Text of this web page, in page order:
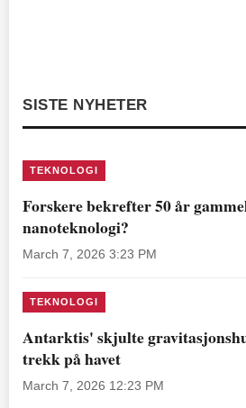
SISTE NYHETER
TEKNOLOGI
Forskere bekrefter 50 år
nanoteknologi?
March 7, 2026 3:23 PM
TEKNOLOGI
Antarktis' skjulte
trekk på havet
March 7, 2026 12:23 PM